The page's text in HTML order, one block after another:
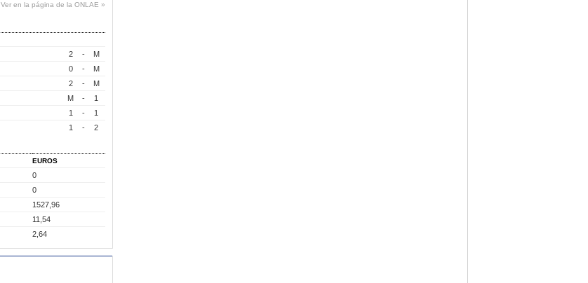
Ver en la página de la ONLAE »
2 -
M
0 -
M
2 -
M
M -
1
1 -
1
1 - 2
EUROS
0
0
1527,96
11,54
2,64